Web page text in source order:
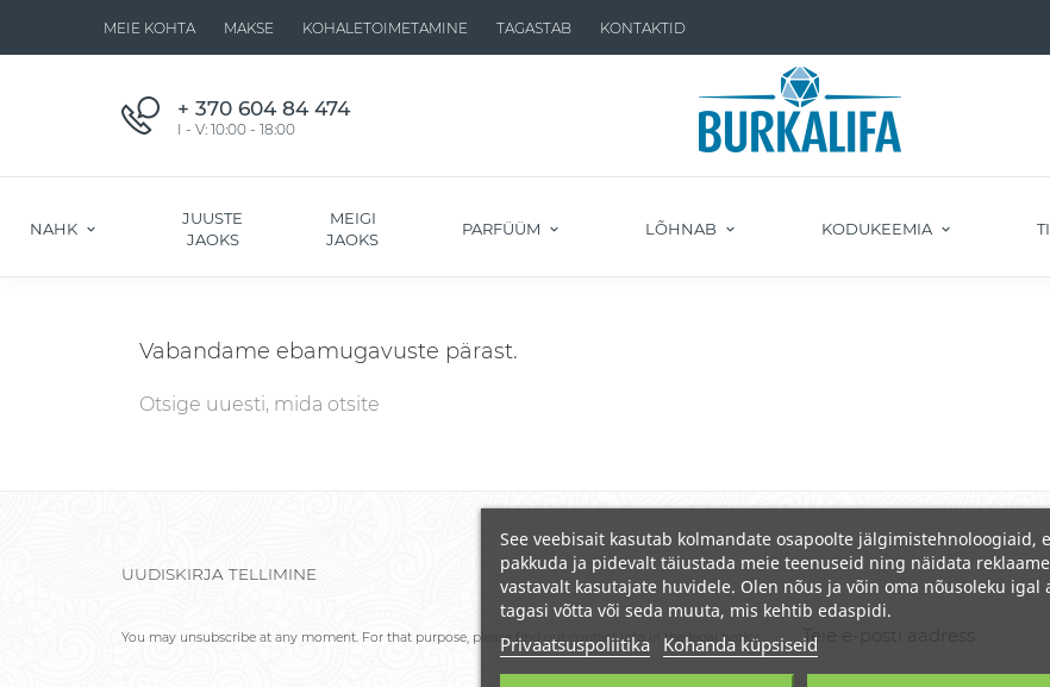
MEIE KOHTA MAKSE KOHALETOIMETAMINE TAGASTAB KONTAKTID
+ 370 604 84 474
I - V: 10:00 - 18:00
NAHK
JUUSTE
JAOKS
MEIGI
JAOKS
PARFÜÜM LÕHNAB KODUKEEMIA
Vabandame ebamugavuste pärast.
Otsige uuesti, mida otsite
UUDISKIRJA TELLIMINE
You may unsubscribe at any moment. For that purpose, please find our contact info in the legal notice.
See veebisait kasutab kolmandate osapoolte jälgimistehnoloogiaid,
pakkuda ja pidevalt täiustada meie teenuseid ning näidata reklaame
vastavalt kasutajate huvidele. Olen nõus ja võin oma nõusoleku igal
tagasi võtta või seda muuta, mis kehtib edaspidi.
Privaatsuspoliitika Kohanda küpsiseid